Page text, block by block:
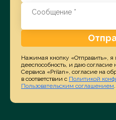
Нажимая кнопку «Отправить», я
дееспособность, и даю
Сервиса «Prilan», согласие на
в соответствии с Политикой
Пользовательским соглашением.